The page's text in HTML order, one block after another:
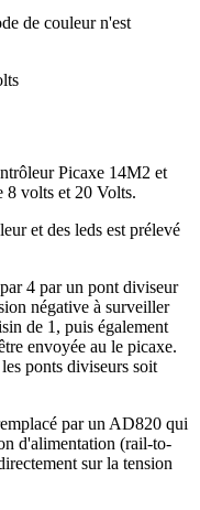
de couleur n'est
Picaxe 14M2 et
8 volts et 20 Volts.
et des leds est prélevé
4 par un pont diviseur
négative à surveiller
de 1, puis également
envoyée au le picaxe.
ponts diviseurs soit
par un AD820 qui
d'alimentation (rail-to-
sur la tension